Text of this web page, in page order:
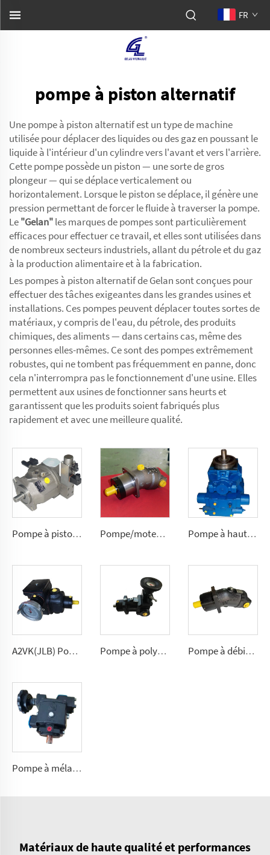
FR
pompe à piston alternatif
Une pompe à piston alternatif est un type de machine
utilisée pour déplacer des liquides ou des gaz en poussant le
liquide à l'intérieur d'un cylindre vers l'avant et vers l'arrière.
Cette pompe possède un piston — une sorte de gros
plongeur — qui se déplace verticalement ou
horizontalement. Lorsque le piston se déplace, il génère une
pression permettant de forcer le fluide à traverser la pompe.
Le"Gelan"les marques de pompes sont particulièrement
efficaces pour effectuer ce travail, et elles sont utilisées dans
de nombreux secteurs industriels, allant du pétrole et du gaz
à la production alimentaire et à la fabrication.
Les pompes à piston alternatif de Gelan sont conçues pour
effectuer des tâches exigeantes dans les grandes usines et
installations. Ces pompes peuvent déplacer toutes sortes de
matériaux, y compris de l'eau, du pétrole, des produits
chimiques, des aliments — dans certains cas, même des
personnes elles-mêmes. Ce sont des pompes extrêmement
robustes, qui ne tombent pas fréquemment en panne, donc
cela n'interrompra pas le fonctionnement d'une usine. Elles
permettent aux usines de fonctionner sans heurts et
garantissent que les produits soient fabriqués plus
rapidement et avec une meilleure qualité.
Pompe à pistons axiaux A10VSO à débit variable polyvalente à circuit ouvert 10, 18, 28, 45, 71, 100, 140 (cm³/tour) Pompe/moteur à pistons A2F à débit fixe pour hydraulique mobile exigeante 2,5, 5, 10, 12, 28 Pompe à haute pression A2V à débit variable 250, 355, 500, 1000
A2VK(JLB) Pompe à haute pression pour PU 5, 12, 28, 55, 107, 225(cm³/tour) Pompe à polyuréthane A7VK pour machine à mousse. Tailles 12, 28 Pompe à débit fixe en polyuréthane A2FK 2,5, 5, 10, 12, 23, 28, 55, 80, 107 (cmᶟ ⁄tr)
Pompe à mélange polyuréthane rotative pour machine à mousser C01, C04, C07, C20
Matériaux de haute qualité et performances